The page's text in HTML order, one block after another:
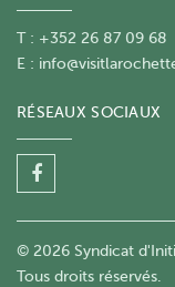
T : +352 26 87 09 68
E :
RÉSEAUX SOCIAUX
© 2026 Syndicat
Tous droits réservés.